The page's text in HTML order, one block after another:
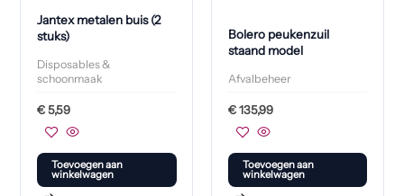
Jantex metalen buis (2
stuks)
Disposables &
schoonmaak
€5,59
Toevoegen aan
winkelwagen
Bolero peukenzuil
staand model
Afvalbeheer
€135,99
Toevoegen aan
winkelwagen